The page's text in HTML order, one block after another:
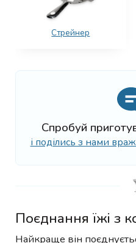
Стрейнер
Спробуй
і поділись з нами
Поєднання їжі з
Найкраще він